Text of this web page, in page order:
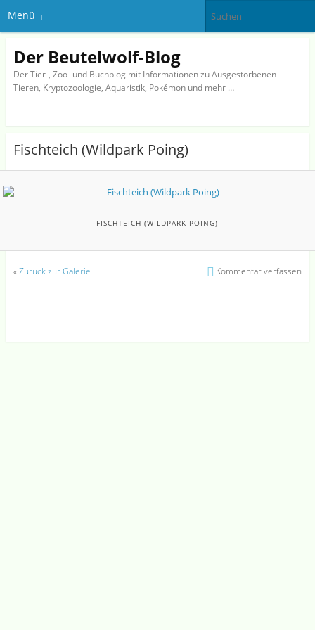
Menü
Der Beutelwolf-Blog
Der Tier-, Zoo- und Buchblog mit Informationen zu Ausgestorbenen
Tieren, Kryptozoologie, Aquaristik, Pokémon und mehr …
Fischteich (Wildpark Poing)
FISCHTEICH (WILDPARK POING)
«Zurück zur Galerie Kommentar verfassen